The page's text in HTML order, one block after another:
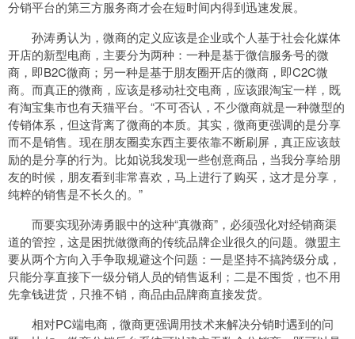
分销平台的第三方服务商才会在短时间内得到迅速发展。
孙涛勇认为，微商的定义应该是企业或个人基于社会化媒体
开店的新型电商，主要分为两种：一种是基于微信服务号的微
商，即B2C微商；另一种是基于朋友圈开店的微商，即C2C微
商。而真正的微商，应该是移动社交电商，应该跟淘宝一样，既
有淘宝集市也有天猫平台。“不可否认，不少微商就是一种微型的
传销体系，但这背离了微商的本质。其实，微商更强调的是分享
而不是销售。现在朋友圈卖东西主要依靠不断刷屏，真正应该鼓
励的是分享的行为。比如说我发现一些创意商品，当我分享给朋
友的时候，朋友看到非常喜欢，马上进行了购买，这才是分享，
纯粹的销售是不长久的。”
而要实现孙涛勇眼中的这种“真微商”，必须强化对经销商渠
道的管控，这是困扰做微商的传统品牌企业很久的问题。微盟主
要从两个方向入手争取规避这个问题：一是坚持不搞跨级分成，
只能分享直接下一级分销人员的销售返利；二是不囤货，也不用
先拿钱进货，只推不销，商品由品牌商直接发货。
相对PC端电商，微商更强调用技术来解决分销时遇到的问